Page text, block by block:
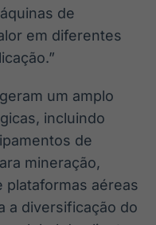
de
em diferentes
um amplo
incluindo
de
mineração,
plataformas aéreas
a diversificação do